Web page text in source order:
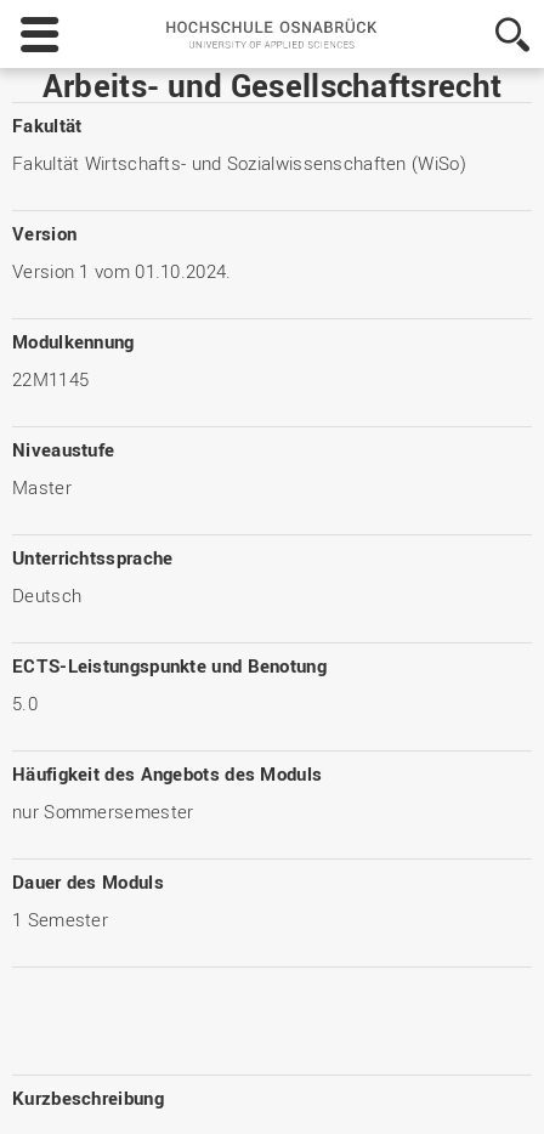
Hochschule
Osnabrück
-
University
Sciences
Arbeits- und Gesellschaftsrecht
Fakultät
Fakultät Wirtschafts- und Sozialwissenschaften (WiSo)
Version
Version 1 vom 01.10.2024.
Modulkennung
22M1145
Niveaustufe
Master
Unterrichtssprache
Deutsch
ECTS-Leistungspunkte und Benotung
5.0
Häufigkeit des Angebots des Moduls
nur Sommersemester
Dauer des Moduls
1 Semester
Kurzbeschreibung